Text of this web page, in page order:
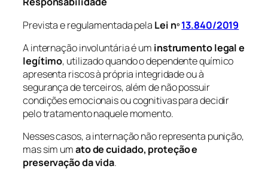
Prevista e regulamentada pela Lei nº13.840/2019
A internação involuntária é um instrumento legal e
legítimo, utilizado quando o dependente químico
apresenta riscos à própria integridade ou à
segurança de terceiros, além de não possuir
condições emocionais ou cognitivas para decidir
pelo tratamento naquele momento.
Nesses casos, a internação não representa punição,
mas sim umato de cuidado, proteção e
preservação da vida.